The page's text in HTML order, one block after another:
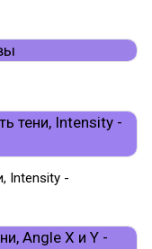
Intensity -